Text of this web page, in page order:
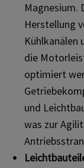
Magnesium.
Herstellung
Kühlkanälen
die
optimiert
und
was zur